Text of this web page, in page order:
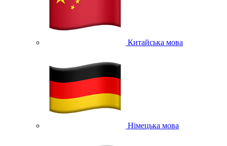
Китайська мова
Німецька мова